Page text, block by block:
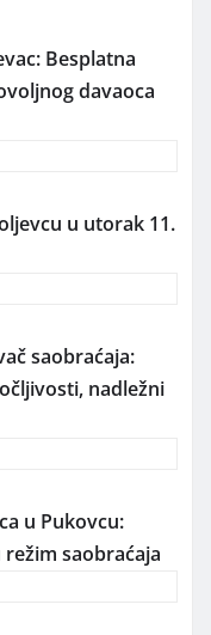
Besplatna
davaoca
u utorak 11.
saobraćaja:
nadležni
u Pukovcu:
saobraćaja